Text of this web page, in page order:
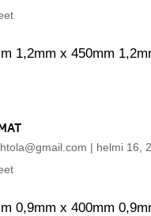
1,2mm x 450mm
| helmi 16,
0,9mm x 400mm